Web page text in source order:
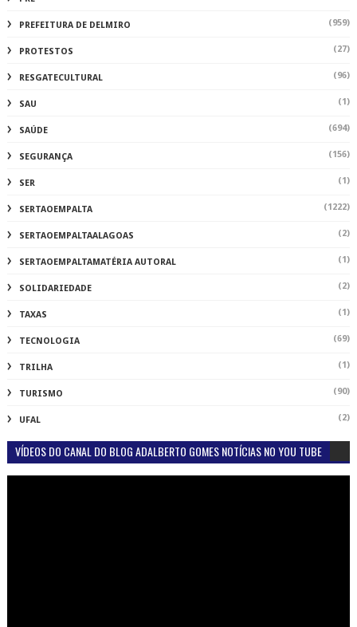
PREFEITURA DE DELMIRO (959)
PROTESTOS (27)
RESGATECULTURAL (96)
SAU (1)
SAÚDE (694)
SEGURANÇA (156)
SER (1)
SERTAOEMPALTA (1222)
SERTAOEMPALTAALAGOAS (2)
SERTAOEMPALTAMATÉRIA AUTORAL (1)
SOLIDARIEDADE (2)
TAXAS (1)
TECNOLOGIA (69)
TRILHA (1)
TURISMO (90)
UFAL (2)
VÍDEOS DO CANAL DO BLOG ADALBERTO GOMES NOTÍCIAS NO YOU TUBE